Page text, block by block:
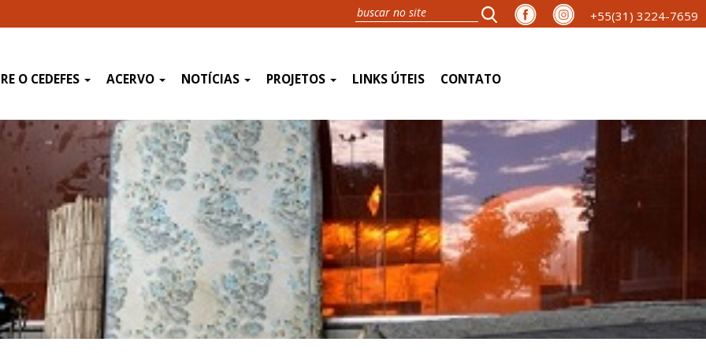
+55(31) 3224-7659
O CEDEFES ACERVO NOTÍCIAS PROJETOS LINKS ÚTEIS CONTATO